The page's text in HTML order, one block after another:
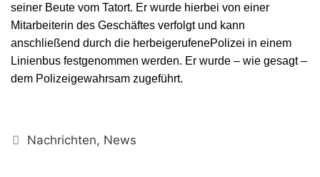
seiner Beute vom Tatort. Er wurde hierbei von einer
Mitarbeiterin des Geschäftes verfolgt und kann
anschließend durch die herbeigerufenePolizei in einem
Linienbus festgenommen werden. Er wurde – wie gesagt –
dem Polizeigewahrsam zugeführt.
Kategorien
Nachrichten, News